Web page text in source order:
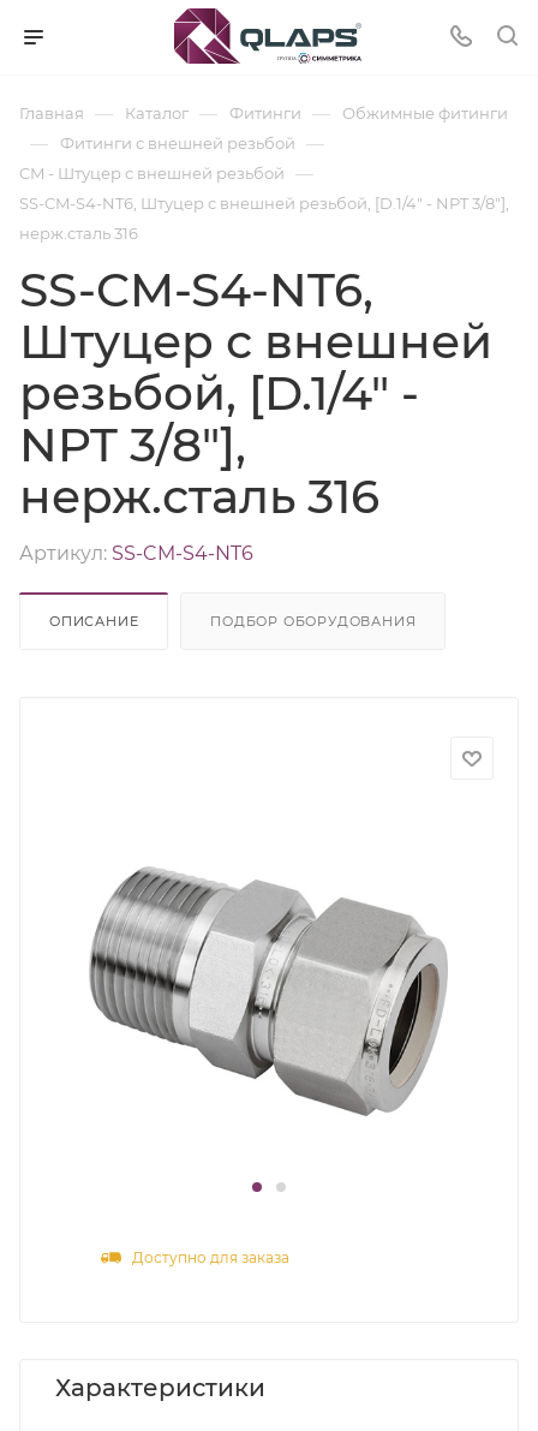
Главная — Каталог — Фитинги — Обжимные фитинги
— Фитинги с внешней резьбой —
CM - Штуцер с внешней резьбой —
SS-CM-S4-NT6, Штуцер с внешней резьбой, [D.1/4" - NPT 3/8"],
нерж.сталь 316
SS-CM-S4-NT6,
Штуцер с внешней
резьбой, [D.1/4" -
NPT 3/8"],
нерж.сталь 316
Артикул: SS-CM-S4-NT6
ОПИСАНИЕ ПОДБОР ОБОРУДОВАНИЯ
Доступно для заказа
Характеристики